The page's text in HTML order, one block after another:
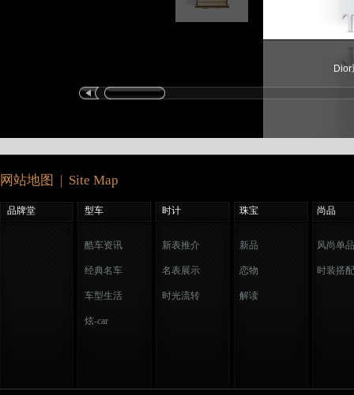
Dior
网站地图 | Site Map
品牌堂 型车 时计 珠宝 尚品
酷车资讯
经典名车
车型生活
炫-car
新表推介
名表展示
时光流转
新品
恋物
解读
风尚单品
时装搭配